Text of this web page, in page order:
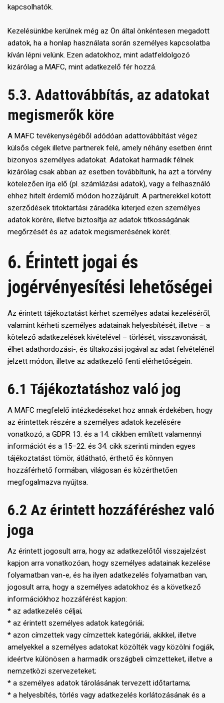
kapcsolhatók.
Kezelésünkbe kerülnek még az Ön által önkéntesen megadott
adatok, ha a honlap használata során személyes kapcsolatba
kíván lépni velünk. Ezen adatokhoz, mint adatfeldolgozó
kizárólag a MAFC, mint adatkezelő fér hozzá.
5.3. Adattovábbítás, az adatokat
megismerők köre
A MAFC tevékenységéből adódóan adattovábbítást végez
külsős cégek illetve partnerek felé, amely néhány esetben érint
bizonyos személyes adatokat. Adatokat harmadik félnek
kizárólag csak abban az esetben továbbítunk, ha azt a törvény
kötelezően írja elő (pl. számlázási adatok), vagy a felhasználó
ehhez hitelt érdemlő módon hozzájárult. A partnerekkel kötött
szerződések titoktartási záradéka kiterjed ezen személyes
adatok körére, illetve biztosítja az adatok titkosságának
megőrzését és az adatok megismerésének körét.
6. Érintett jogai és
jogérvényesítési lehetőségei
Az érintett tájékoztatást kérhet személyes adatai kezeléséről,
valamint kérheti személyes adatainak helyesbítését, illetve – a
kötelező adatkezelések kivételével – törlését, visszavonását,
élhet adathordozási-, és tiltakozási jogával az adat felvételénél
jelzett módon, illetve az adatkezelő fenti elérhetőségein.
6.1 Tájékoztatáshoz való jog
A MAFC megfelelő intézkedéseket hoz annak érdekében, hogy
az érintettek részére a személyes adatok kezelésére
vonatkozó, a GDPR 13. és a 14. cikkben említett valamennyi
információt és a 15–22. és 34. cikk szerinti minden egyes
tájékoztatást tömör, átlátható, érthető és könnyen
hozzáférhető formában, világosan és közérthetően
megfogalmazva nyújtsa.
6.2 Az érintett hozzáféréshez való
joga
Az érintett jogosult arra, hogy az adatkezelőtől visszajelzést
kapjon arra vonatkozóan, hogy személyes adatainak kezelése
folyamatban van-e, és ha ilyen adatkezelés folyamatban van,
jogosult arra, hogy a személyes adatokhoz és a következő
információkhoz hozzáférést kapjon:
* az adatkezelés céljai;
* az érintett személyes adatok kategóriái;
* azon címzettek vagy címzettek kategóriái, akikkel, illetve
amelyekkel a személyes adatokat közölték vagy közölni fogják,
ideértve különösen a harmadik országbeli címzetteket, illetve a
nemzetközi szervezeteket;
* a személyes adatok tárolásának tervezett időtartama;
* a helyesbítés, törlés vagy adatkezelés korlátozásának és a